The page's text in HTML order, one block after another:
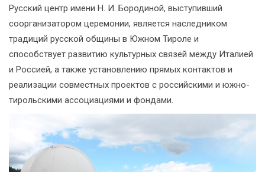
Русский центр имени Н. И. Бородиной, выступивший
соорганизатором церемонии, является наследником
традиций русской общины в Южном Тироле и
способствует развитию культурных связей между Италией
и Россией, а также установлению прямых контактов и
реализации совместных проектов с российскими и южно-
тирольскими ассоциациями и фондами.